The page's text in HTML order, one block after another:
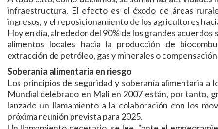
infraestructura. El efecto es el éxodo de áreas
ingresos, y el reposicionamiento de los agricultores
Hoy en día, alrededor del 90% de los grandes
alimentos locales hacia la producción de
extracción de petróleo, gas y minerales o
Soberanía alimentaria en riesgo
Los principios de seguridad y soberanía alimentaria
Mundial celebrado en Mali en 2007 están, por tanto,
lanzado un llamamiento a la colaboración con los
próxima reunión prevista para 2025.